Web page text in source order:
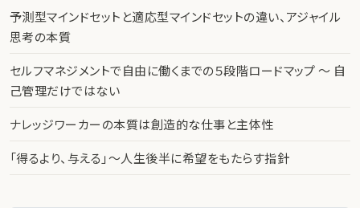
予測型マインドセットと適応型マインドセットの違い、アジャイル
思考の本質
セルフマネジメントで自由に働くまでの５段階ロードマップ 〜 自
己管理だけではない
ナレッジワーカーの本質は創造的な仕事と主体性
「得るより、与える」〜人生後半に希望をもたらす指針